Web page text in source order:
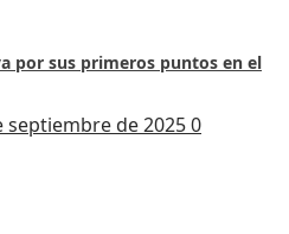
por sus primeros puntos en el
septiembre de 20250